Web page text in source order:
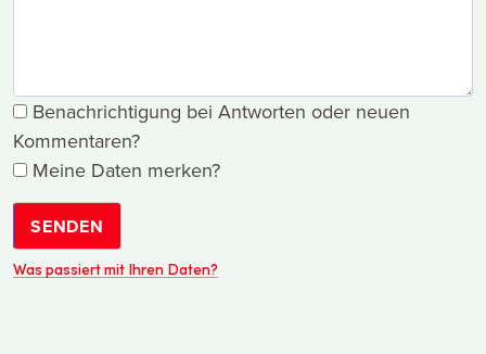
Benachrichtigung bei Antworten oder neuen
Kommentaren?
Meine Daten merken?
SENDEN
Was passiert mit Ihren Daten?